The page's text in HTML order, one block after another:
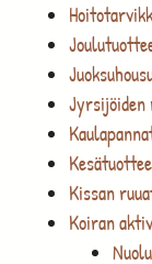
Kissan
Koiran